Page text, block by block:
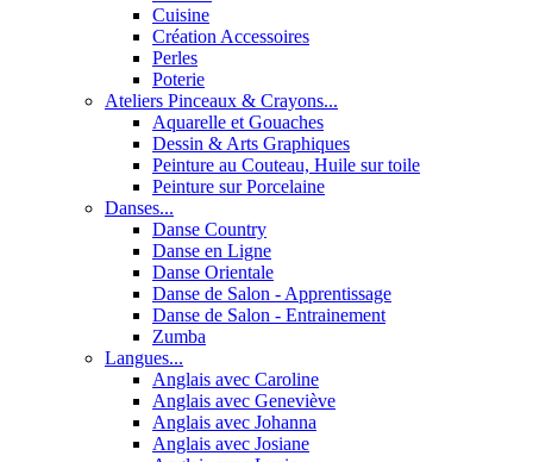
Cuisine
Création Accessoires
Perles
Poterie
Ateliers Pinceaux & Crayons...
Aquarelle et Gouaches
Dessin & Arts Graphiques
Peinture au Couteau, Huile sur toile
Peinture sur Porcelaine
Danses...
Danse Country
Danse en Ligne
Danse Orientale
Danse de Salon - Apprentissage
Danse de Salon - Entrainement
Zumba
Langues...
Anglais avec Caroline
Anglais avec Geneviève
Anglais avec Johanna
Anglais avec Josiane